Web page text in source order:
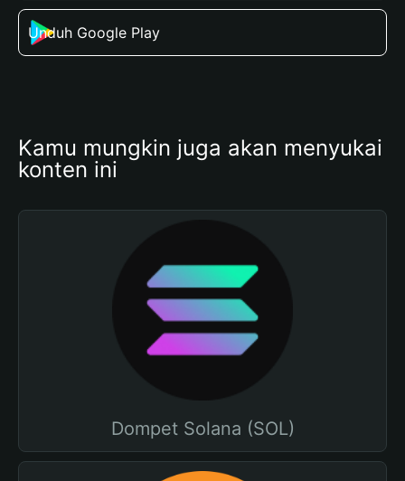
Unduh Google Play
Kamu mungkin juga akan menyukai
konten ini
Dompet Solana (SOL)